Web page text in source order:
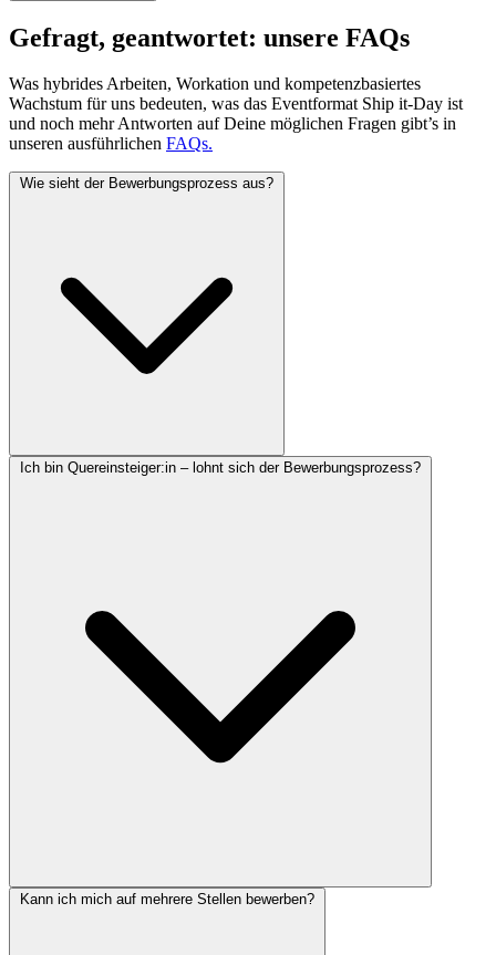
Gefragt, geantwortet: unsere FAQs
Was hybrides Arbeiten, Workation und kompetenzbasiertes
Wachstum für uns bedeuten, was das Eventformat Ship it-Day ist
und noch mehr Antworten auf Deine möglichen Fragen gibt’s in
unseren ausführlichen FAQs.
Wie sieht der Bewerbungsprozess aus?
Ich bin Quereinsteiger:in – lohnt sich der Bewerbungsprozess?
Kann ich mich auf mehrere Stellen bewerben?